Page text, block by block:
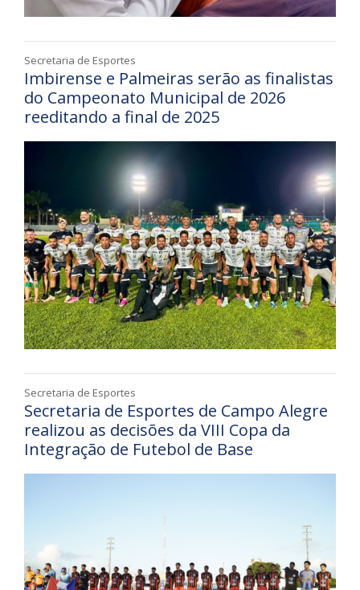
Secretaria de Esportes
Imbirense e Palmeiras serão as finalistas
do Campeonato Municipal de 2026
reeditando a final de 2025
Secretaria de Esportes
Secretaria de Esportes de Campo Alegre
realizou as decisões da VIII Copa da
Integração de Futebol de Base